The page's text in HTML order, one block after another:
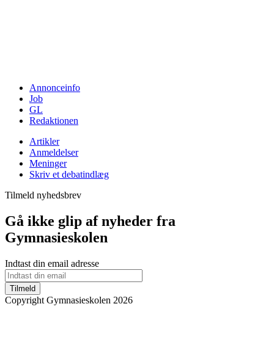
Annonceinfo
Job
GL
Redaktionen
Artikler
Anmeldelser
Meninger
Skriv et debatindlæg
Tilmeld nyhedsbrev
Gå ikke glip af nyheder fra
Gymnasieskolen
Indtast din email adresse
Tilmeld
Copyright Gymnasieskolen 2026